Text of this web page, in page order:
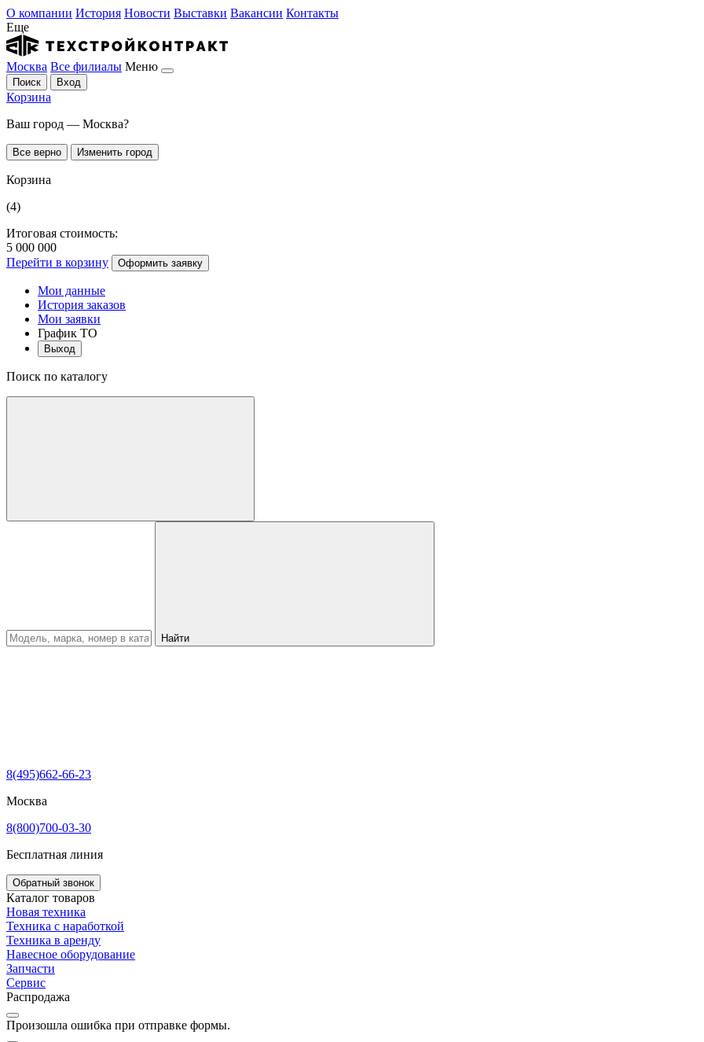
О компании История Новости Выставки Вакансии Контакты
Еще
Москва Все филиалы Меню
Поиск Вход
Корзина
Ваш город — Москва?
Все верно Изменить город
Корзина
(4)
Итоговая стоимость:
5 000 000
Перейти в корзину
Оформить заявку
Мои данные
История заказов
Мои заявки
График ТО
Выход
Поиск по каталогу
Найти
8(495)662-66-23
Москва
8(800)700-03-30
Бесплатная линия
Обратный звонок
Каталог товаров
Новая техника
Техника с наработкой
Техника в аренду
Навесное оборудование
Запчасти
Сервис
Распродажа
Произошла ошибка при отправке формы.